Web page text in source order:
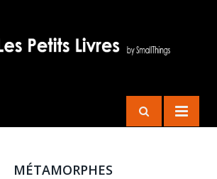
MÉTAMORPHES